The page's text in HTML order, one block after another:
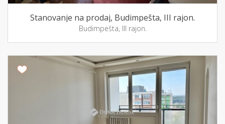
Stanovanje na prodaj, Budimpešta, III rajon.
Budimpešta, III rajon.